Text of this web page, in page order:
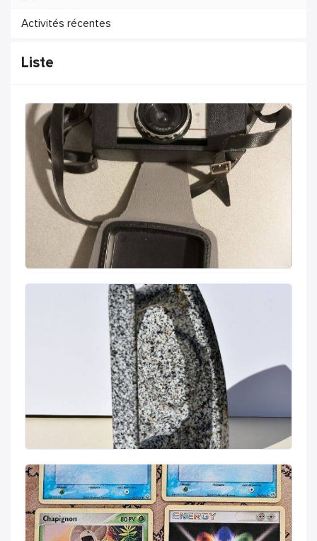
Activités récentes
Liste